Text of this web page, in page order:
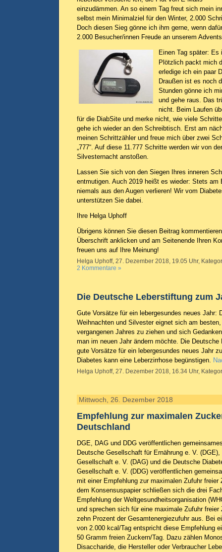
einzudämmen. An so einem Tag freut sich mein
selbst mein Minimalziel für den Winter, 2.000
Doch diesen Sieg gönne ich ihm gerne, wenn
2.000 Besucher/innen Freude an unserem
Einen Tag später:
Plötzlich packt mich
erledige ich ein paar
Draußen ist es noch
Stunden gönne ich
und gehe raus. Das
nicht. Beim Laufen
für die DiabSite und merke nicht, wie viele
gehe ich wieder an den Schreibtisch. Erst am
meinen Schrittzähler und freue mich über zwei
„777“. Auf diese 11.777 Schritte werden wir von
Silvesternacht anstoßen.
Lassen Sie sich von den Siegen Ihres inneren
entmutigen. Auch 2019 heißt es wieder: Stets am
niemals aus den Augen verlieren! Wir vom
unterstützen Sie dabei.
Ihre Helga Uphoff
Übrigens können Sie diesen Beitrag
Überschrift anklicken und am Seitenende Ihren
freuen uns auf Ihre Meinung!
Helga Uphoff, 27. Dezember 2018, 19.05 Uhr,
2 Kommentare »
Die Deutsche Leberstiftung zum
Gute Vorsätze für ein lebergesundes neues Jahr:
Weihnachten und Silvester eignet sich am
vergangenen Jahres zu ziehen und sich
man im neuen Jahr ändern möchte. Die
gute Vorsätze für ein lebergesundes neues Jahr
Diabetes kann eine Leberzirrhose begünstigen.
Helga Uphoff, 27. Dezember 2018, 16.34 Uhr,
Mittwoch, 26. Dezember 2018
Empfehlung zur maximalen
Deutschland
DGE, DAG und DDG veröffentlichen
Deutsche Gesellschaft für Ernährung e. V.
Gesellschaft e. V. (DAG) und die Deutsche
Gesellschaft e. V. (DDG) veröffentlichen
mit einer Empfehlung zur maximalen Zufuhr
dem Konsensuspapier schließen sich die drei
Empfehlung der Weltgesundheitsorganisation
und sprechen sich für eine maximale Zufuhr freier
zehn Prozent der Gesamtenergiezufuhr aus. Bei
von 2.000 kcal/Tag entspricht diese Empfehlung
50 Gramm freien Zuckern/Tag. Dazu zählen
Disaccharide, die Hersteller oder Verbraucher